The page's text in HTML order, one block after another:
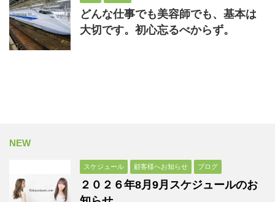
どんな仕事でも美容師でも、基本は
大切です。初心忘るべからず。
NEW
スケジュール 顧客様へお知らせ ブログ
２０２６年8月9月スケジュールのお